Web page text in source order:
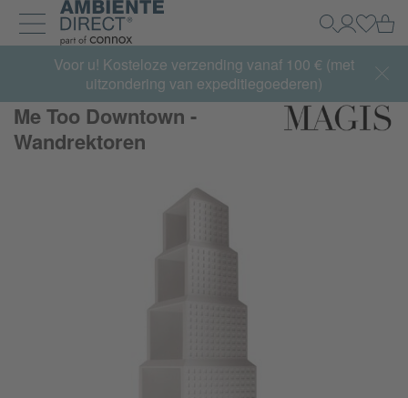
Home
Navigatie uit- en inklappen
Zoeken
Mijn
Summer Sale:met tot 65% korting >> nu bestellen
Voor u! Kosteloze verzending vanaf 100 € (met
uitzondering van expeditiegoederen)
Me Too Downtown -
Wandrektoren